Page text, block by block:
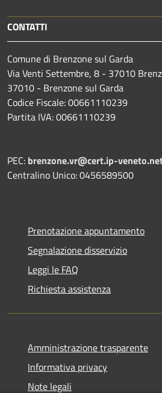
CONTATTI
Comune di Brenzone sul Garda
Via Venti Settembre, 8 - 37010
37010 - Brenzone sul Garda
Codice Fiscale: 00661110239
Partita IVA: 00661110239
PEC: brenzone.vr@cert.ip-
Centralino Unico: 0456589500
Prenotazione appuntamento
Segnalazione disservizio
Leggi le FAQ
Richiesta assistenza
Amministrazione trasparente
Informativa privacy
Note legali